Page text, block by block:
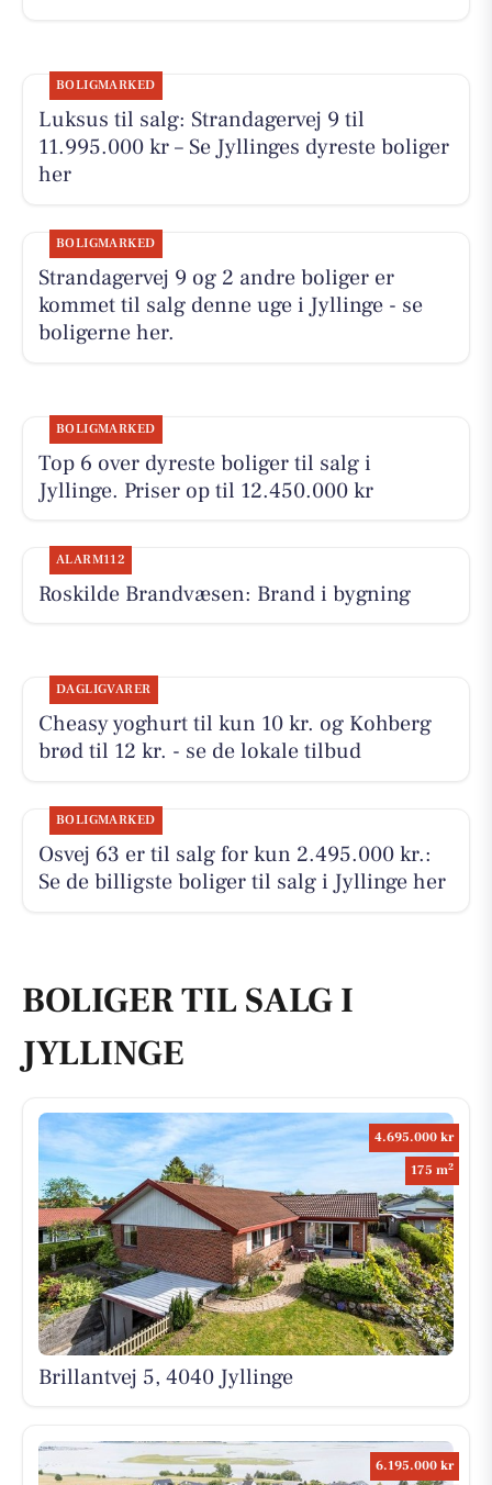
BOLIGMARKED
Luksus til salg: Strandagervej 9 til
11.995.000 kr – Se Jyllinges dyreste boliger
her
BOLIGMARKED
Strandagervej 9 og 2 andre boliger er
kommet til salg denne uge i Jyllinge - se
boligerne her.
BOLIGMARKED
Top 6 over dyreste boliger til salg i
Jyllinge. Priser op til 12.450.000 kr
ALARM112
Roskilde Brandvæsen: Brand i bygning
DAGLIGVARER
Cheasy yoghurt til kun 10 kr. og Kohberg
brød til 12 kr. - se de lokale tilbud
BOLIGMARKED
Osvej 63 er til salg for kun 2.495.000 kr.:
Se de billigste boliger til salg i Jyllinge her
BOLIGER TIL SALG I
JYLLINGE
4.695.000 kr
175 m2
Brillantvej 5, 4040 Jyllinge
6.195.000 kr